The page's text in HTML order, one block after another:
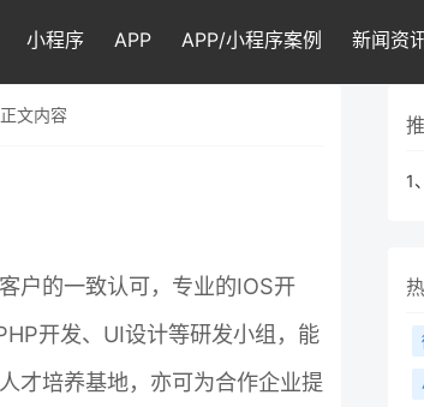
小程序 APP APP/小程序案例 新闻资
文内容
户的一致认可，专业的IOS开
开发、UI设计等研发小组，能
才培养基地，亦可为合作企业提